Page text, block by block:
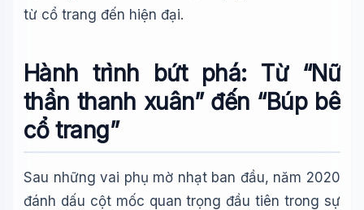
từ cổ trang đến hiện đại.
Hành trình bứt phá: Từ “Nữ
thần thanh xuân” đến “Búp bê
cổ trang”
Sau những vai phụ mờ nhạt ban đầu, năm 2020
đánh dấu cột mốc quan trọng đầu tiên trong sự